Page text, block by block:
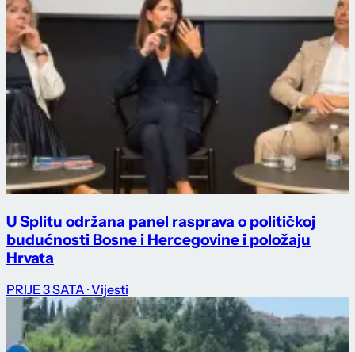
U Splitu održana panel rasprava o političkoj
budućnosti Bosne i Hercegovine i položaju
Hrvata
PRIJE 3 SATA · Vijesti